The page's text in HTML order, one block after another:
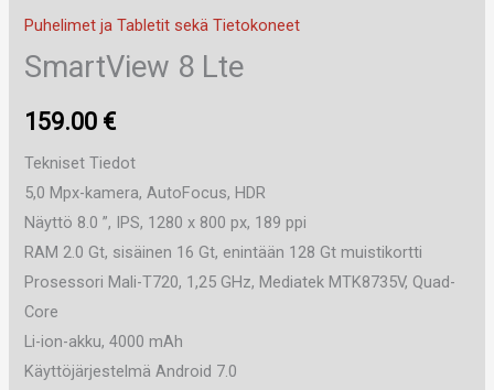
Puhelimet ja Tabletit sekä Tietokoneet
SmartView 8 Lte
159.00 €
Tekniset Tiedot
5,0 Mpx-kamera, AutoFocus, HDR
Näyttö 8.0 ”, IPS, 1280 x 800 px, 189 ppi
RAM 2.0 Gt, sisäinen 16 Gt, enintään 128 Gt muistikortti
Prosessori Mali-T720, 1,25 GHz, Mediatek MTK8735V, Quad-
Core
Li-ion-akku, 4000 mAh
Käyttöjärjestelmä Android 7.0